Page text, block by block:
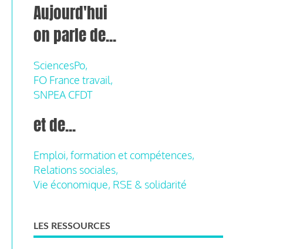
Aujourd'hui
on parle de...
SciencesPo,
FO France travail,
SNPEA CFDT
et de...
Emploi, formation et compétences,
Relations sociales,
Vie économique, RSE & solidarité
LES RESSOURCES